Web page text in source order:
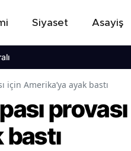
Siyaset Asayiş
için Amerika’ya ayak bastı
provası